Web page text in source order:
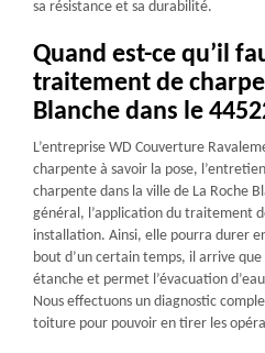
sa résistance et sa durabilité.
Quand est-ce qu’il
traitement de
Blanche dans le
L’entreprise WD Couverture
charpente à savoir la pose,
charpente dans la ville de La Roche
général, l’application du traitement
installation. Ainsi, elle pourra durer
bout d’un certain temps, il arrive
étanche et permet l’évacuation
Nous effectuons un diagnostic
toiture pour pouvoir en tirer les